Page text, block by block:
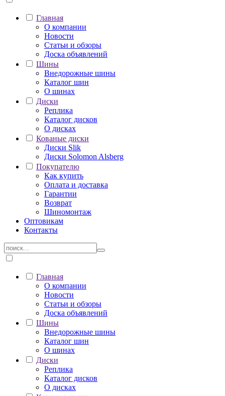
Главная
О компании
Новости
Статьи и обзоры
Доска объявлений
Шины
Внедорожные шины
Каталог шин
О шинах
Диски
Реплика
Каталог дисков
О дисках
Кованые диски
Диски Slik
Диски Solomon Alsberg
Покупателю
Как купить
Оплата и доставка
Гарантии
Возврат
Шиномонтаж
Оптовикам
Контакты
Главная
О компании
Новости
Статьи и обзоры
Доска объявлений
Шины
Внедорожные шины
Каталог шин
О шинах
Диски
Реплика
Каталог дисков
О дисках